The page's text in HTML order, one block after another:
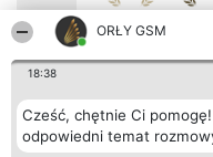
ORŁY GSM
18:38
Cześć, chętnie Ci
odpowiedni temat
Organizator plebiscytu
Bright Side Solutions sp. z o.
o. sp. k.